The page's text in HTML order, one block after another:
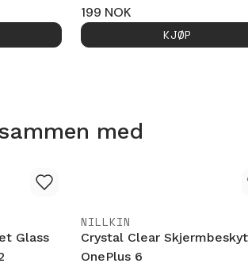
199 NOK
KJØP
med
Glass
NILLKIN
Crystal Clear
OnePlus 6